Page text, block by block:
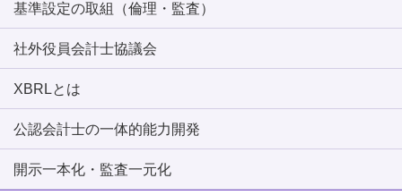
基準設定の取組（倫理・監査）
社外役員会計士協議会
XBRLとは
公認会計士の一体的能力開発
開示一本化・監査一元化